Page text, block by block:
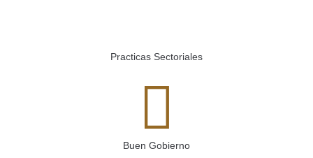
Practicas Sectoriales
Buen Gobierno